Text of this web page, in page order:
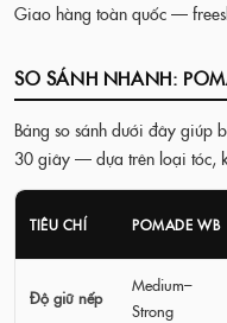
Giao hàng toàn quốc —
SO SÁNH NHANH:
Bảng so sánh dưới đây giúp
30 giây — dựa trên loại tóc,
TIÊU CHÍ POMADE WB
Độ giữ nếp
Medium–
Strong